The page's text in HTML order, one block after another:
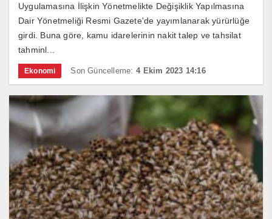
Uygulamasına İlişkin Yönetmelikte Değişiklik Yapılmasına
Dair Yönetmeliği Resmi Gazete'de yayımlanarak yürürlüğe
girdi. Buna göre, kamu idarelerinin nakit talep ve tahsilat
tahminl...
Ekonomi Son Güncelleme: 4 Ekim 2023 14:16